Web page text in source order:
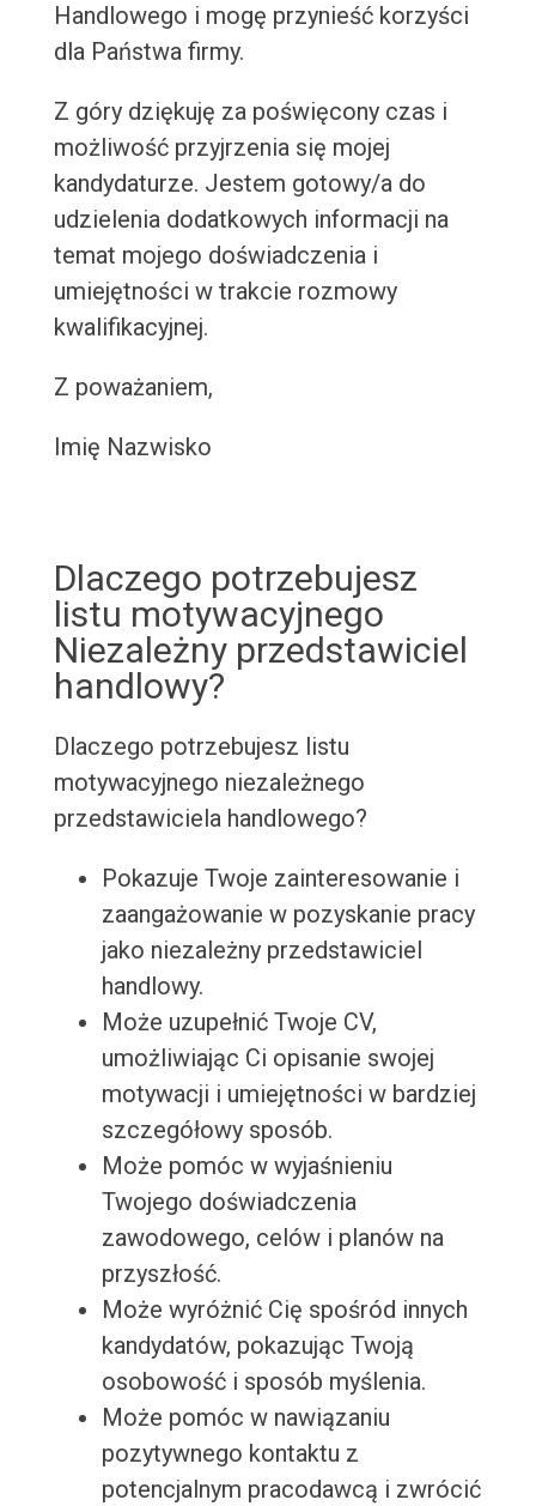
Handlowego i mogę przynieść korzyści
dla Państwa firmy.
Z góry dziękuję za poświęcony czas i
możliwość przyjrzenia się mojej
kandydaturze. Jestem gotowy/a do
udzielenia dodatkowych informacji na
temat mojego doświadczenia i
umiejętności w trakcie rozmowy
kwalifikacyjnej.
Z poważaniem,
Imię Nazwisko
Dlaczego potrzebujesz
listu motywacyjnego
Niezależny przedstawiciel
handlowy?
Dlaczego potrzebujesz listu
motywacyjnego niezależnego
przedstawiciela handlowego?
Pokazuje Twoje zainteresowanie i
zaangażowanie w pozyskanie pracy
jako niezależny przedstawiciel
handlowy.
Może uzupełnić Twoje CV,
umożliwiając Ci opisanie swojej
motywacji i umiejętności w bardziej
szczegółowy sposób.
Może pomóc w wyjaśnieniu
Twojego doświadczenia
zawodowego, celów i planów na
przyszłość.
Może wyróżnić Cię spośród innych
kandydatów, pokazując Twoją
osobowość i sposób myślenia.
Może pomóc w nawiązaniu
pozytywnego kontaktu z
potencjalnym pracodawcą i zwrócić